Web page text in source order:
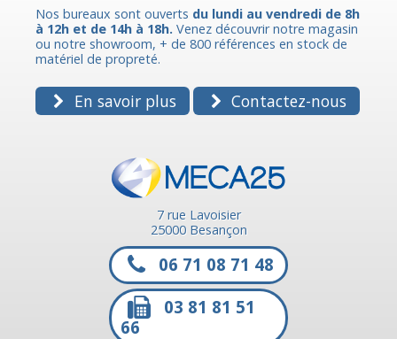
Nos bureaux sont ouverts du lundi au vendredi de 8h
à 12h et de 14h à 18h. Venez découvrir notre magasin
ou notre showroom, + de 800 références en stock de
matériel de propreté.
En savoir plus Contactez-nous
7 rue Lavoisier
25000 Besançon
06 71 08 71 48
03 81 81 51
66